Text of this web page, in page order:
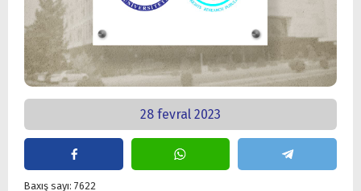
28 fevral 2023
Baxış sayı: 7622